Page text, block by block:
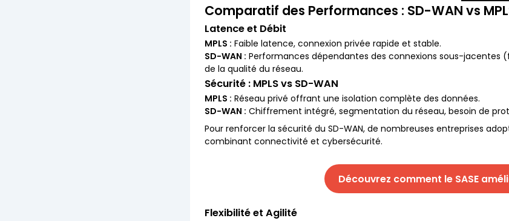
Comparatif des Performances : SD-WAN vs
Latence et Débit
MPLS : Faible latence, connexion privée rapide et stable.
SD-WAN : Performances dépendantes des connexions sous-jacentes
de la qualité du réseau.
Sécurité : MPLS vs SD-WAN
MPLS : Réseau privé offrant une isolation complète des données.
SD-WAN : Chiffrement intégré, segmentation du réseau, besoin de
Pour renforcer la sécurité du SD-WAN, de nombreuses entreprises
combinant connectivité et cybersécurité.
Découvrez comment le SASE
Flexibilité et Agilité